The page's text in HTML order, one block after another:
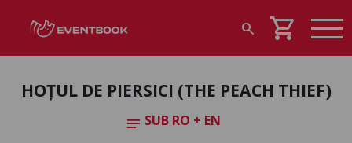
search shopping_cart
HOȚUL DE PIERSICI (THE PEACH THIEF)
notes SUB RO + EN